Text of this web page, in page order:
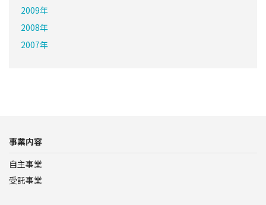
2009年
2008年
2007年
事業内容
自主事業
受託事業